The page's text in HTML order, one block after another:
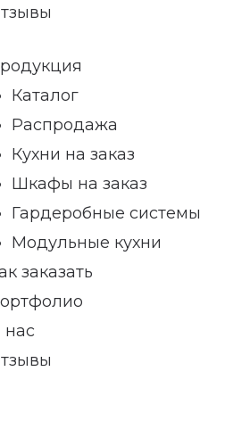
Каталог
Распродажа
Кухни на заказ
Шкафы на заказ
Гардеробные системы
Модульные кухни
заказать